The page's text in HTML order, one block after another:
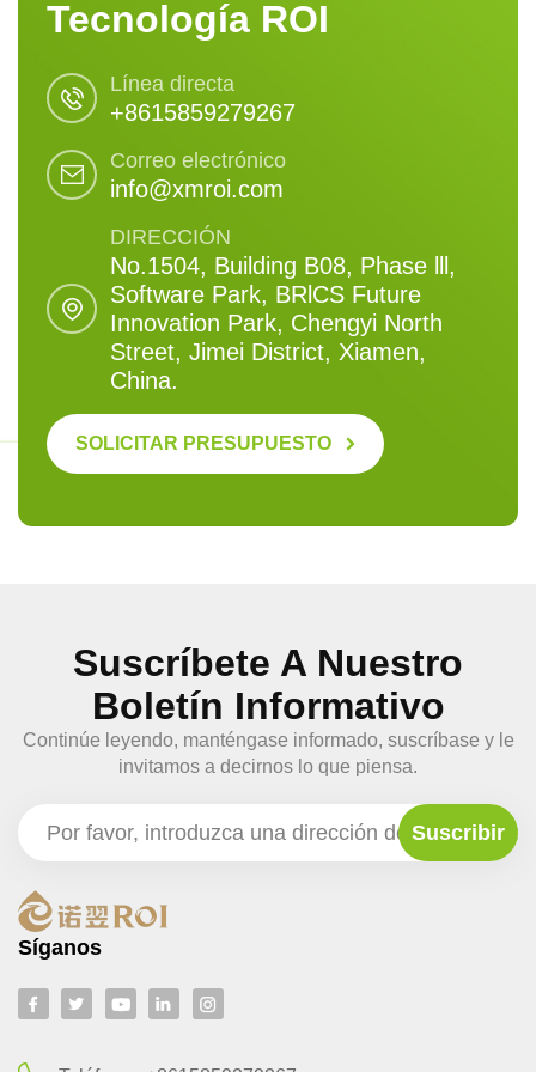
Tecnología ROI
Línea directa
+8615859279267
Correo electrónico
info@xmroi.com
DIRECCIÓN
No.1504, Building B08, Phase lll,
Software Park, BRlCS Future
Innovation Park, Chengyi North
Street, Jimei District, Xiamen,
China.
SOLICITAR PRESUPUESTO
Suscríbete A Nuestro
Boletín Informativo
Continúe leyendo, manténgase informado, suscríbase y le
invitamos a decirnos lo que piensa.
Síganos